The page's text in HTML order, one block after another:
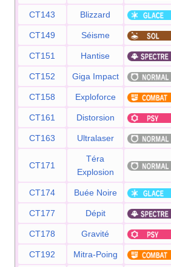
CT143 Blizzard
CT149 Séisme
CT151 Hantise
CT152 Giga Impact
CT158 Exploforce
CT161 Distorsion
CT163 Ultralaser
CT171
Téra
Explosion
CT174 Buée Noire
CT177 Dépit
CT178 Gravité
CT192 Mitra-Poing